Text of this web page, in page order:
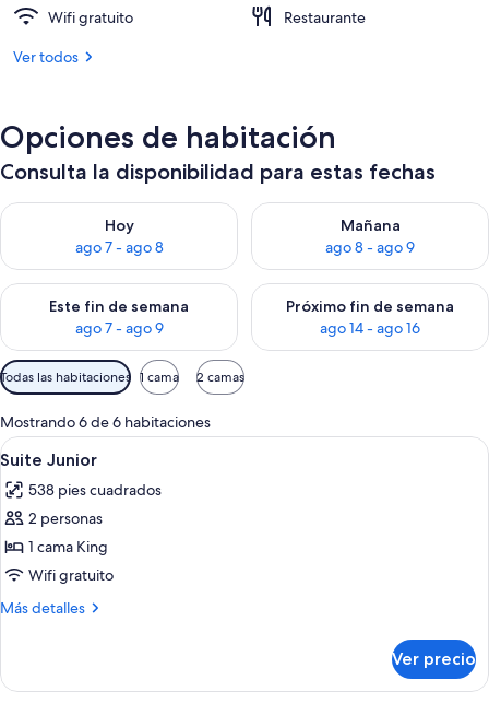
Wifi gratuito
Restaurante
Ver todos
Opciones de habitación
Consulta la disponibilidad para estas fechas
Hoy
ago 7 - ago 8
Consulta la disponibilidad para hoy ago 7 - ago 8
Mañana
ago 8 - ago 9
Consulta la disponibilidad
Este fin de semana
ago 7 - ago 9
Consulta la disponibilidad para este fin de semana ago 7 -
Próximo fin de semana
ago 14 - ago 16
Consulta la disponibilidad
Filtros
disponibles
para
las
habitaciones
Todas las habitaciones 1 cama 2 camas
Mostrando 6 de 6 habitaciones
Abrir
todas
las
fotos
de
Suite
Junior
Ropa de cama de alta calidad y
8
Suite Junior
538 pies cuadrados
2 personas
1 cama King
Wifi gratuito
Más detalles
Más
Junior
Ver precio